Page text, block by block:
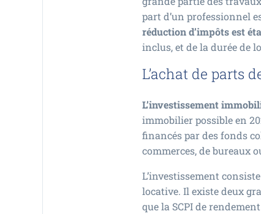
part d’un professionnel
réduction d’impôts est
inclus, et de la durée de
L’achat de parts
L’investissement
immobilier possible en
financés par des fonds
commerces, de bureaux
L’investissement
locative. Il existe deux
que la SCPI de